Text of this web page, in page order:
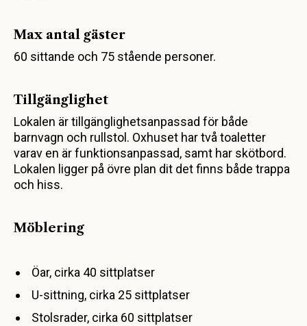
Max antal gäster
60 sittande och 75 stående personer.
Tillgänglighet
Lokalen är tillgänglighetsanpassad för både
barnvagn och rullstol. Oxhuset har två toaletter
varav en är funktionsanpassad, samt har skötbord.
Lokalen ligger på övre plan dit det finns både trappa
och hiss.
Möblering
Öar, cirka 40 sittplatser
U-sittning, cirka 25 sittplatser
Stolsrader, cirka 60 sittplatser